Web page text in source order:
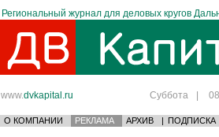
Региональный журнал для деловых кругов
www.dvkapital.ru Суббота |
О КОМПАНИИ РЕКЛАМА АРХИВ | ПОДПИСКА